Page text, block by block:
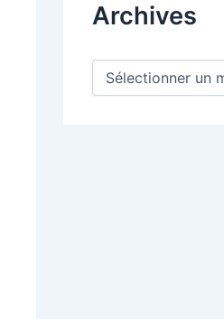
Archives
A